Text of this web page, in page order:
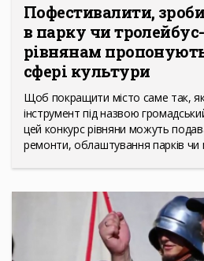
Пофестивалити,
в парку чи
рівнянам
сфері культури
Щоб покращити місто саме так,
інструмент під назвою
цей конкурс рівняни можуть
ремонти, облаштування парків чи